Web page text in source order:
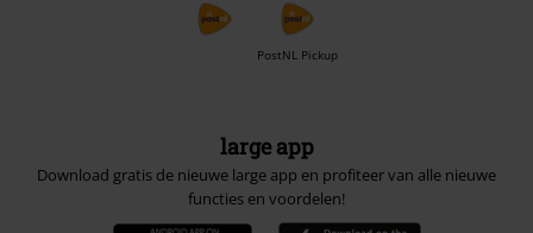
PostNL Pickup
large app
Download gratis de nieuwe large app en profiteer van alle nieuwe
functies en voordelen!